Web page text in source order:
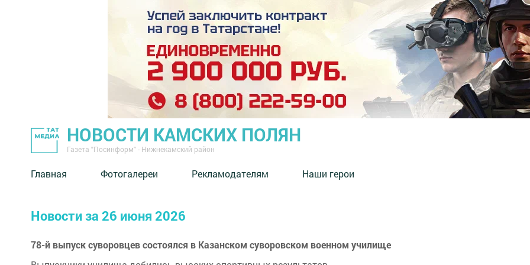
НОВОСТИ КАМСКИХ ПОЛЯН
Газета "Посинформ" - Нижнекамский район
Главная Фотогалереи Рекламодателям Наши герои
Новости за 26 июня 2026
78-й выпуск суворовцев состоялся в Казанском суворовском военном училище